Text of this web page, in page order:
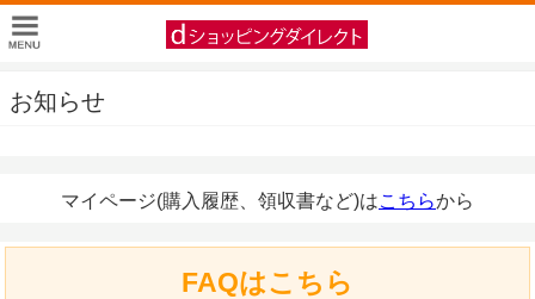
お知らせ
マイページ(購入履歴、領収書など)はこちらから
FAQはこちら